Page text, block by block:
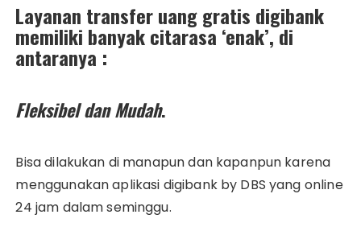
Layanan transfer uang gratis digibank
memiliki banyak citarasa ‘enak’, di
antaranya :
Fleksibel dan Mudah.
Bisa dilakukan di manapun dan kapanpun karena
menggunakan aplikasi digibank by DBS yang online
24 jam dalam seminggu.